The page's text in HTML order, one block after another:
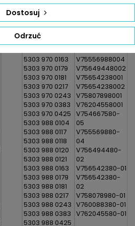
5303 950 0149
5303 970 0104
5303 970 0117
5303 970 0118
5303 970 0120
5303 970 0163
5303 970 0179
5303 970 0181
5303 970 0217
5303 970 0243
5303 970 0383
5303 970 0425
5303 988 0104
5303 988 0117
5303 988 0118
5303 988 0120
5303 988 0121
5303 988 0163
5303 988 0179
5303 988 0181
5303 988 0217
5303 988 0243
5303 988 0383
5303 988 0425
11657647003
V756542380
V75556988004
V75649448002
V75654238001
V75654238002
V75807898001
V76204558001
V754667580-
05
V755569880-
04
V756494480-
02
V756542380-01
V756542380-
02
V758078980-01
V760088380-01
V762045580-01
Odrzuć
Dostosuj